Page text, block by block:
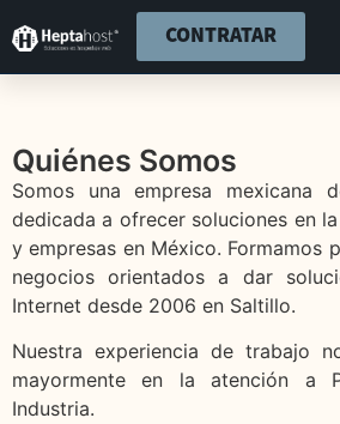
CONTRATAR
Quiénes Somos
Somos una empresa mexicana
dedicada a ofrecer soluciones en
y empresas en México. Formamos
negocios orientados a dar
Internet desde 2006 en Saltillo.
Nuestra experiencia de trabajo
mayormente en la atención a
Industria.